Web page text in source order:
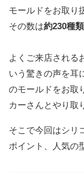
モールドをお取り
その数は約230種
よくご来店される
いう驚きの声を耳
のモールドをお取
カーさんとやり取
そこで今回はシリ
ポイント、人気の